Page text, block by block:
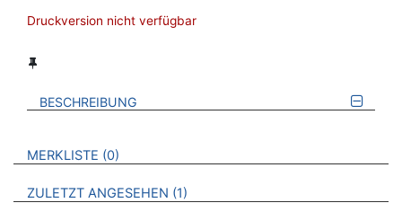
Druckversion nicht verfügbar
BESCHREIBUNG
VERWEISE AUF VERMERKTE- ODER ZULETZT ANGESEHENE
MERKLISTE 0 BROSCHÜREN
ZULETZT ANGESEHEN 1 BROSCHÜREN